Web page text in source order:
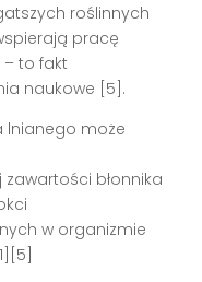
roślinnych
pracę
– to fakt
naukowe [5].
lnianego może
zawartości błonnika
w organizmie